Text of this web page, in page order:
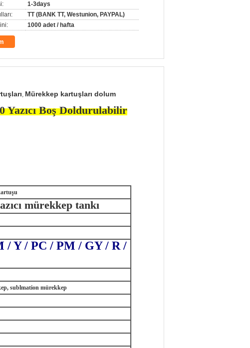
1-3days
TT (BANK TT, Westunion, PAYPAL)
1000 adet / hafta
, Mürekkep kartuşları dolum
Yazıcı Boş Doldurulabilir
mürekkep tankı
Y / PC / PM / GY / R /
sublmation mürekkep